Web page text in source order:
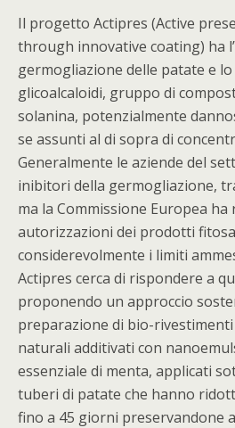
Il progetto Actipres (Active
through innovative coating) ha
germogliazione delle patate e
glicoalcaloidi, gruppo di
solanina, potenzialmente
se assunti al di sopra di
Generalmente le aziende del
inibitori della germogliazione,
ma la Commissione Europea ha
autorizzazioni dei prodotti
considerevolmente i limiti
Actipres cerca di rispondere a
proponendo un approccio
preparazione di bio-
naturali additivati con
essenziale di menta, applicati
tuberi di patate che hanno
fino a 45 giorni preservandone